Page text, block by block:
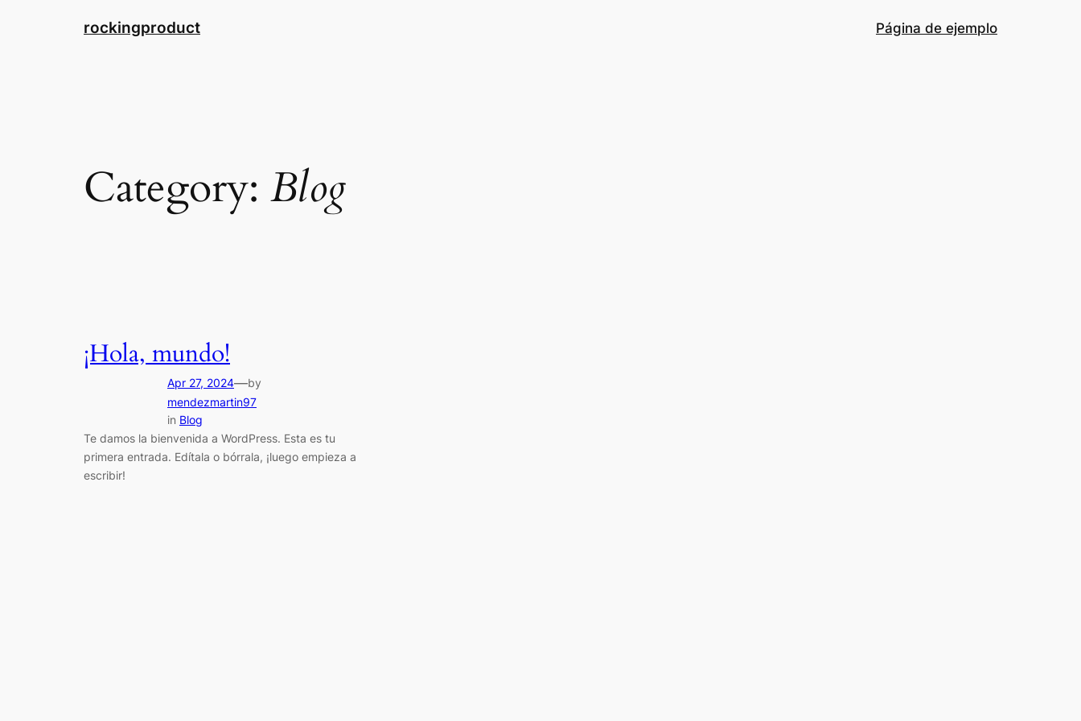
rockingproduct Página de ejemplo
Category: Blog
¡Hola, mundo!
Apr 27, 2024—by
mendezmartin97
in Blog
Te damos la bienvenida a WordPress. Esta es tu
primera entrada. Edítala o bórrala, ¡luego empieza a
escribir!